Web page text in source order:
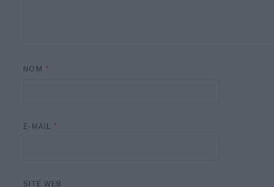
NOM *
E-MAIL *
SITE WEB